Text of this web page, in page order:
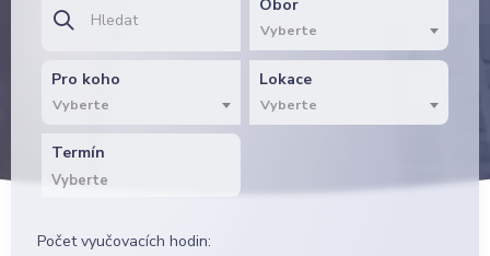
Obor
Vyberte
Pro koho
Vyberte
Lokace
Vyberte
Termín
Počet vyučovacích hodin: